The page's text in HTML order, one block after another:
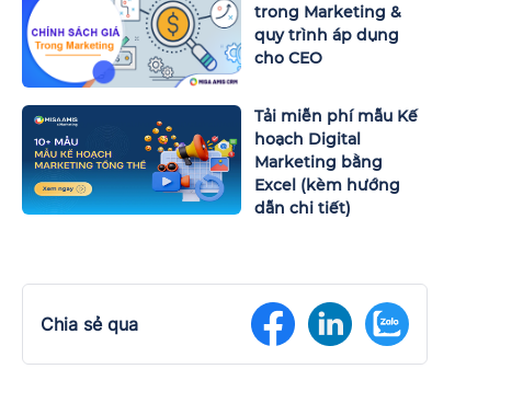
trong Marketing &
quy trình áp dụng
cho CEO
Tải miễn phí mẫu Kế
hoạch Digital
Marketing bằng
Excel (kèm hướng
dẫn chi tiết)
Chia sẻ qua